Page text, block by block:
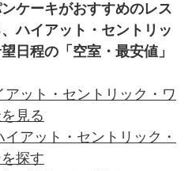
ケーキがおすすめのレス
ハイアット・セントリッ
日程の「空室・最安値」
アット・セントリック・ワ
見る
イアット・セントリック・
探す